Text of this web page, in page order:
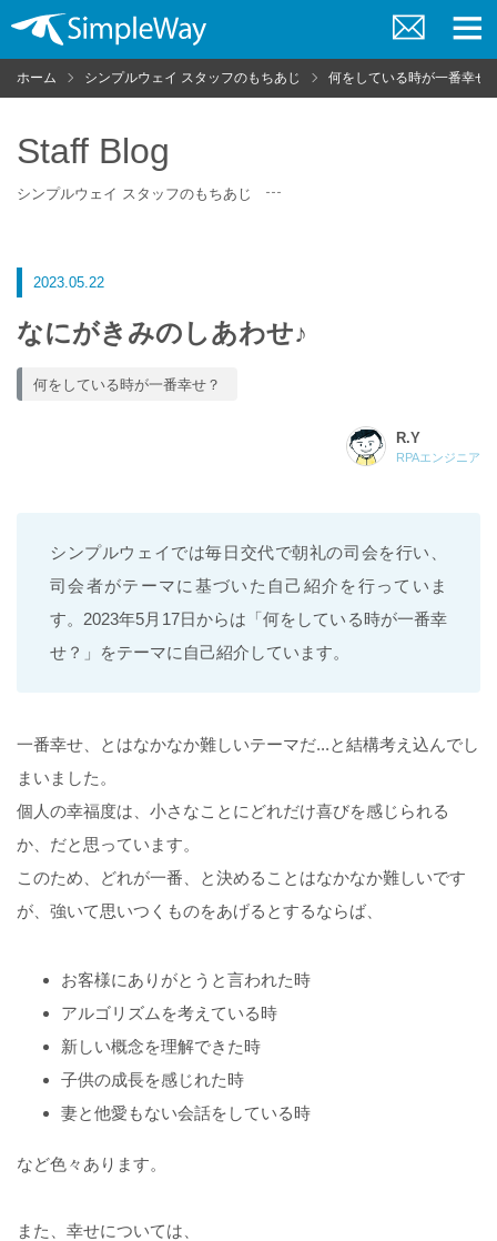
問
い
ニ
ュ
ホーム シンプルウェイ スタッフのもちあじ 何をしている時が一番幸せ
Staff Blog
シンプルウェイ スタッフのもちあじ
2023.05.22
なにがきみのしあわせ♪
何をしている時が一番幸せ？
R.Y
RPAエンジニア
シンプルウェイでは毎日交代で朝礼の司会を行い、
司会者がテーマに基づいた自己紹介を行っていま
す。2023年5月17日からは「何をしている時が一番幸
せ？」をテーマに自己紹介しています。
一番幸せ、とはなかなか難しいテーマだ...と結構考え込んでし
まいました。
個人の幸福度は、小さなことにどれだけ喜びを感じられる
か、だと思っています。
このため、どれが一番、と決めることはなかなか難しいです
が、強いて思いつくものをあげるとするならば、
お客様にありがとうと言われた時
アルゴリズムを考えている時
新しい概念を理解できた時
子供の成長を感じれた時
妻と他愛もない会話をしている時
など色々あります。
また、幸せについては、